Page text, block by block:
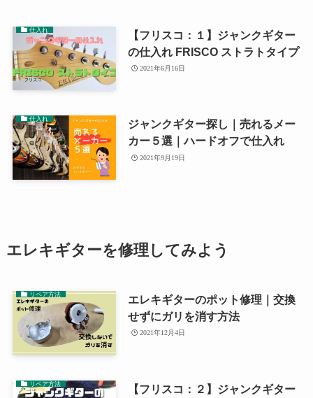
仕入れ
【フリスコ：１】ジャンクギター
の仕入れ FRISCO ストラトタイプ
2021年6月16日
仕入れ
ジャンクギター探し｜売れるメー
カー５選｜ハードオフで仕入れ
2021年9月19日
エレキギターを修理してみよう
リペア方法
エレキギターのポット修理｜交換
せずにガリを消す方法
2021年12月4日
リペア方法
【フリスコ：２】ジャンクギター